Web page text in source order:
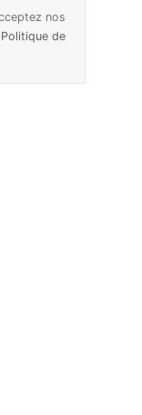
nos
Politique de